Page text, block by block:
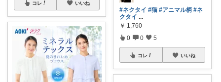
コレ いいね
#ネクタイ #猫 #アニマル柄 #ネ
クタイ ...
￥ 1,760
0 0 5
コレ いいね